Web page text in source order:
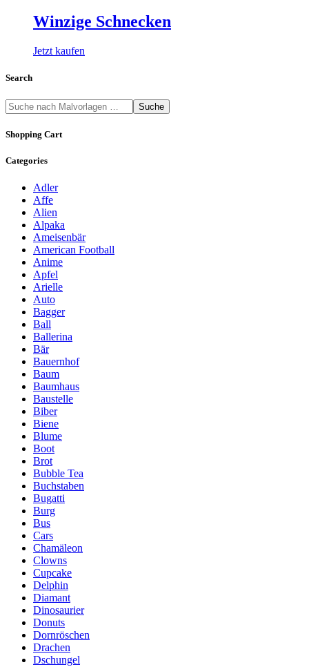
Winzige Schnecken
Jetzt kaufen
Search
Suche
Shopping Cart
Categories
Adler
Affe
Alien
Alpaka
Ameisenbär
American Football
Anime
Apfel
Arielle
Auto
Bagger
Ball
Ballerina
Bär
Bauernhof
Baum
Baumhaus
Baustelle
Biber
Biene
Blume
Boot
Brot
Bubble Tea
Buchstaben
Bugatti
Burg
Bus
Cars
Chamäleon
Clowns
Cupcake
Delphin
Diamant
Dinosaurier
Donuts
Dornröschen
Drachen
Dschungel